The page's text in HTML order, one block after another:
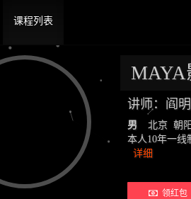
课程列表
MAYA
讲师：阎
男
北京 朝
本人10年一线
详细
领红包